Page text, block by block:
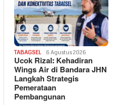
TABAGSEL 6 Agustus 2026
Ucok Rizal: Kehadiran
Wings Air di Bandara JHN
Langkah Strategis
Pemerataan
Pembangunan